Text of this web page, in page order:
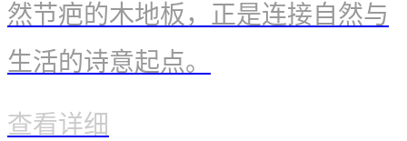
然节疤的木地板，正是连接自然与
生活的诗意起点。
查看详细